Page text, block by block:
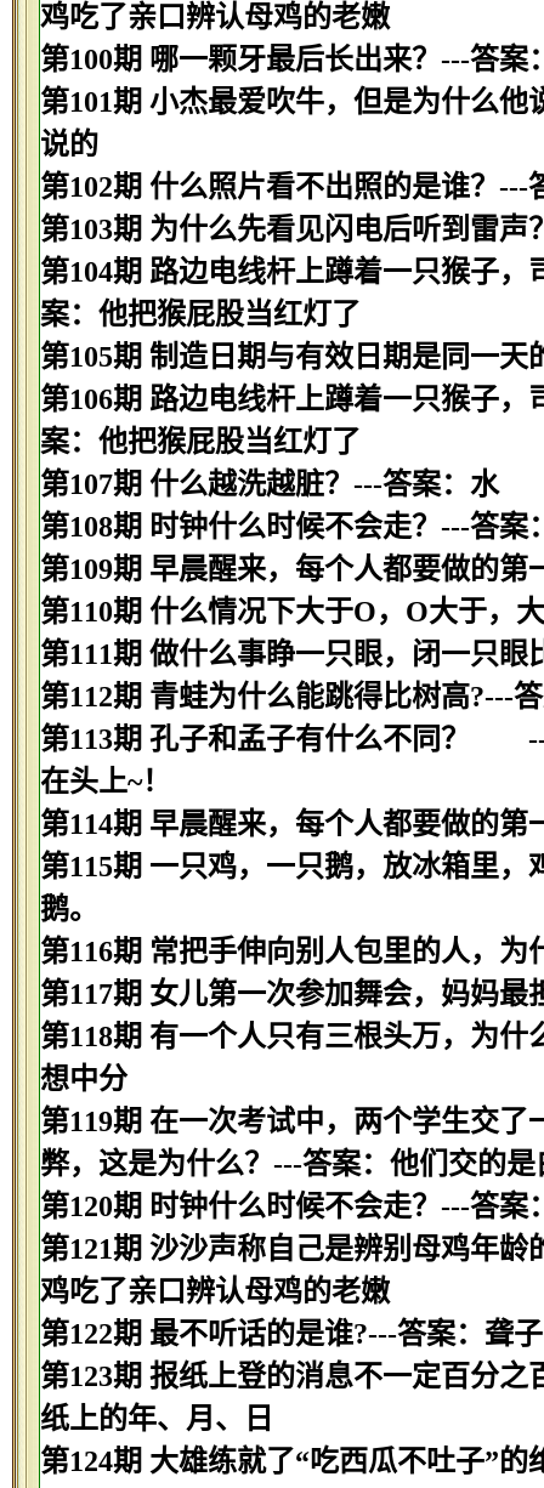
鸡吃了亲口辨认母鸡的老嫩
第100期 哪一颗牙最后长出来？---答案
第101期 小杰最爱吹牛，但是为什么
说的
第102期 什么照片看不出照的是谁？---
第103期 为什么先看见闪电后听到雷
第104期 路边电线杆上蹲着一只猴子
案：他把猴屁股当红灯了
第105期 制造日期与有效日期是同一
第106期 路边电线杆上蹲着一只猴子
案：他把猴屁股当红灯了
第107期 什么越洗越脏？---答案：水
第108期 时钟什么时候不会走？---答案
第109期 早晨醒来，每个人都要做的
第110期 什么情况下大于O，O大于，
第111期 做什么事睁一只眼，闭一只眼
第112期 青蛙为什么能跳得比树高?---
第113期 孔子和孟子有什么不同？
在头上~！
第114期 早晨醒来，每个人都要做的
第115期 一只鸡，一只鹅，放冰箱里
鹅。
第116期 常把手伸向别人包里的人，
第117期 女儿第一次参加舞会，妈妈
第118期 有一个人只有三根头万，为
想中分
第119期 在一次考试中，两个学生交
弊，这是为什么？---答案：他们交的是
第120期 时钟什么时候不会走？---答案
第121期 沙沙声称自己是辨别母鸡年
鸡吃了亲口辨认母鸡的老嫩
第122期 最不听话的是谁?---答案：聋子
第123期 报纸上登的消息不一定百分
纸上的年、月、日
第124期 大雄练就了“吃西瓜不吐子”